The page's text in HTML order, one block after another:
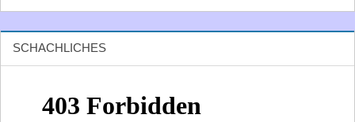
SCHACHLICHES